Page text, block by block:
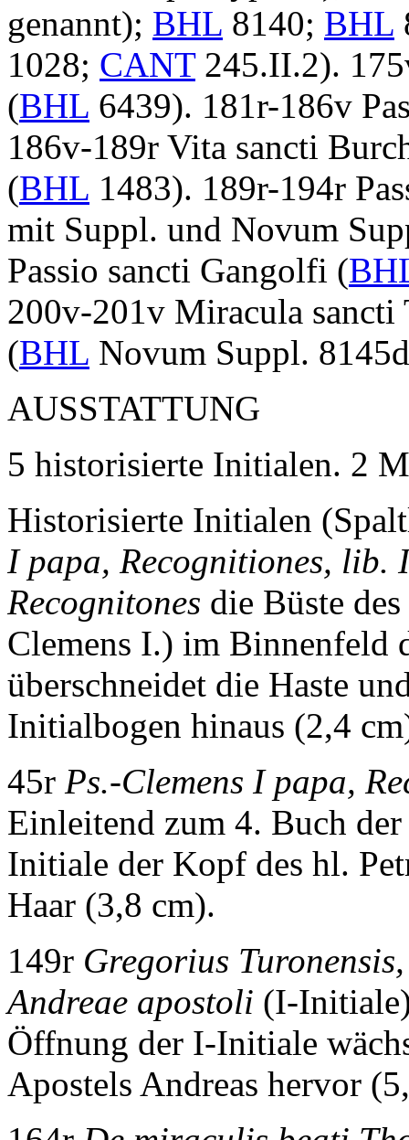
genannt); BHL 8140; BHL
1028; CANT245.II.2).
(BHL 6439). 181r-186v
186v-189r Vita sancti
(BHL 1483). 189r-194r
mit Suppl. und Novum
Passio sancti Gangolfi (
200v-201v Miracula sancti
(BHL Novum Suppl.
AUSSTATTUNG
5 historisierte Initialen. 2
Historisierte Initialen
I papa, Recognitiones, lib. I
Recognitones die Büste
Clemens I.) im Binnenfeld
überschneidet die Haste
Initialbogen hinaus (2,4
45r Ps.-Clemens I papa,
Einleitend zum 4. Buch
Initiale der Kopf des hl.
Haar (3,8 cm).
149r Gregorius
Andreae apostoli (I-
Öffnung der I-Initiale
Apostels Andreas hervor